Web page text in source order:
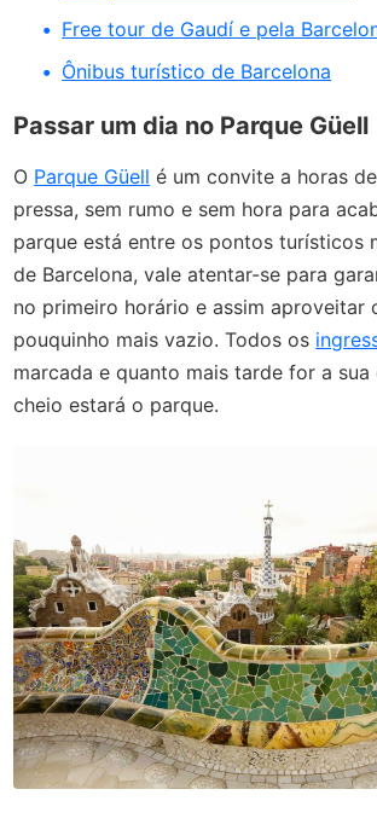
Free tour de Gaudí e pela
Ônibus turístico de Barcelona
Passar um dia no Parque Güell
O Parque Güell é um convite a horas
pressa, sem rumo e sem hora para
parque está entre os pontos turísticos
de Barcelona, vale atentar-se para
no primeiro horário e assim aproveitar
pouquinho mais vazio. Todos os
marcada e quanto mais tarde for a sua
cheio estará o parque.